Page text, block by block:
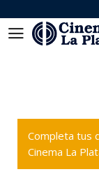
Completa tus
Cinema La